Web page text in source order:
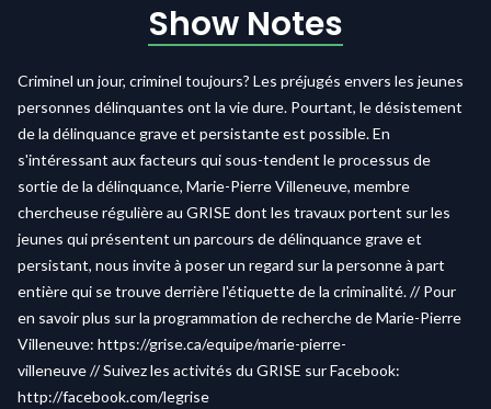
Show Notes
Criminel un jour, criminel toujours? Les préjugés envers les jeunes
personnes délinquantes ont la vie dure. Pourtant, le désistement
de la délinquance grave et persistante est possible. En
s'intéressant aux facteurs qui sous-tendent le processus de
sortie de la délinquance, Marie-Pierre Villeneuve, membre
chercheuse régulière au GRISE dont les travauxportent sur les
jeunes qui présentent un parcours de délinquance grave et
persistant, nous invite à poser un regard sur la personne à part
entière qui se trouve derrière l'étiquette de la criminalité.// Pour
en savoir plus sur la programmation de recherche de Marie-Pierre
Villeneuve: https://grise.ca/equipe/marie-pierre-
villeneuve//Suivez les activités du GRISE sur Facebook:
http://facebook.com/legrise